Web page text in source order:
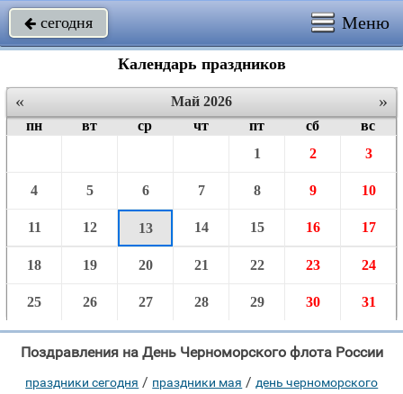
 сегодня Меню
Календарь праздников
« »
Май 2026
пн
вт ср чт пт сб
вс
1
2 3
4 5 6 7 8 9 10
11 12 13 14 15 16 17
18 19 20 21 22 23 24
25 26 27 28 29 30 31
Поздравления на День Черноморского флота России
праздники сегодня / праздники мая /день черноморского